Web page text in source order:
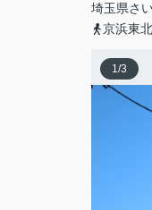
埼玉県さ
京浜東
1/3